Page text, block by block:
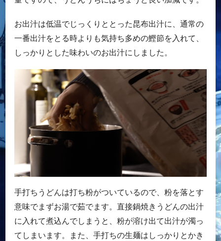
お出汁は低温でじっくりととった昆布出汁に、通常の
一番出汁をとる時よりも気持ち多めの鰹節を入れて、
しっかりとした味わいのお出汁にしました。
手打ちうどんは打ち粉がついているので、粉を落とす
意味でまずお湯で茹でます。直接鍋焼きうどんの出汁
に入れて煮込んでしまうと、粉が溶け出て出汁が濁っ
てしまいます。また、手打ちの生麺はしっかりとかき